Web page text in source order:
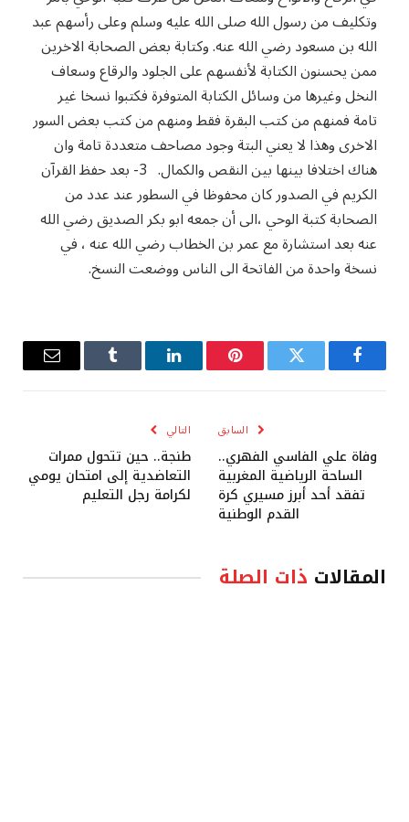
وتكليف من رسول الله صلى الله عليه وسلم وعلى رأسهم عبد
الله بن مسعود رضي الله عنه. وكتابة بعض الصحابة الاخرين
ممن يحسنون الكتابة لأنفسهم على الجلود والرقاع وسعاف
النخل وغيرها من وسائل الكتابة المتوفرة فكتبوا نسخا غير
تامة فمنهم من كتب البقرة فقط ومنهم من كتب بعض السور
الاخرى وهذا لا يعني البتة وجود مصاحف متعددة تامة وان
هناك اختلافا بينها بين النقص والكمال. 3- بعد حفظ القرآن
الكريم في الصدور كان محفوظا في السطور عند عدد من
الصحابة كتبة الوحي ،الى أن جمعه ابو بكر الصديق رضي الله
عنه بعد استشارة مع عمر بن الخطاب رضي الله عنه ، في
نسخة واحدة من الفاتحة الى الناس ووضعت النسخ.
فيسبوك تويتر بينتيريستلينكدإن Tumblr
البريد
السابق
وفاة علي الفاسي الفهري..
الساحة الرياضية المغربية
تفقد أحد أبرز مسيري كرة
القدم الوطنية
التالي
طنجة.. حين تتحول ممرات
التعاضدية إلى امتحان يومي
لكرامة رجل التعليم
المقالات ذات الصلة